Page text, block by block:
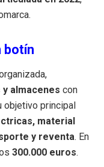
botín
almacenes con
objetivo principal
material
y reventa. En
300.000 euros.